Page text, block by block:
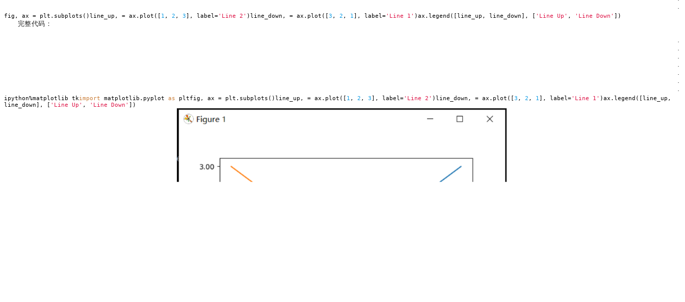
·
fig, ax = plt.subplots()line_up, = ax.plot([ 1 , 2 , 3 ], label='Line 2' )line_down, = ax.plot([ 3 , 2 , 1 ], label='Line 1' )ax.legend([line_up, line_down], [ 'Line Up' , 'Line Down' ])
完整代码：
·
·
·
·
·
·
·
ipython%matplotlib tkimport matplotlib.pyplot as pltfig, ax = plt.subplots()line_up, = ax.plot([ 1 , 2 , 3 ], label='Line 2' )line_down, = ax.plot([ 3 , 2 , 1 ], label='Line 1' )ax.legend([line_up,
line_down], [
'Line Up' , 'Line Down' ])